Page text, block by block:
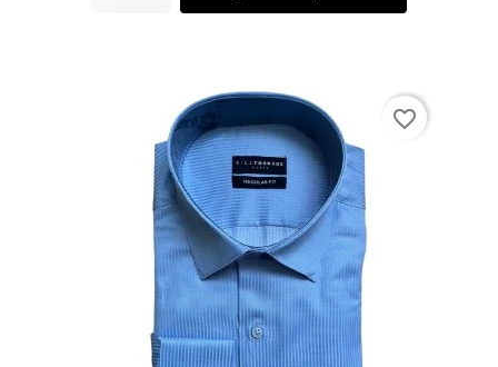
favorite_border